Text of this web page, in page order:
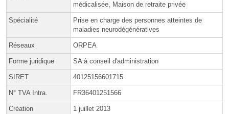
médicalisée, Maison de retraite privée
Spécialité
Prise en charge des personnes atteintes de
maladies neurodégénératives
Réseaux ORPEA
Forme juridique SA à conseil d'administration
SIRET 40125156601715
N° TVA Intra. FR36401251566
Création 1 juillet 2013